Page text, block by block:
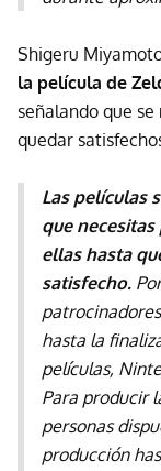
Shigeru
la película de
señalando que
quedar
Las películas
que
ellas hasta
satisfecho.
hasta la
películas,
Para producir
personas
producción